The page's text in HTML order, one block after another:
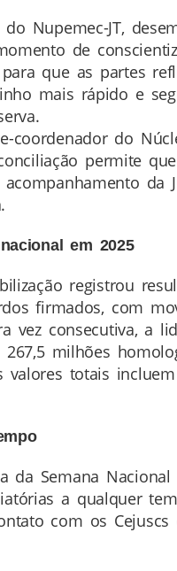
Nupemec-JT,
de
que as partes
mais rápido e
coordenador do
permite
em 2025
registrou
firmados, com
vez consecutiva, a
267,5 milhões
totais
da Semana
a qualquer
com os Cejuscs